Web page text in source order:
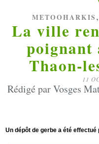
METOOHARKIS ,
La ville
poignant
Thaon-
11
Rédigé par Vosges
Un dépôt de gerbe a été